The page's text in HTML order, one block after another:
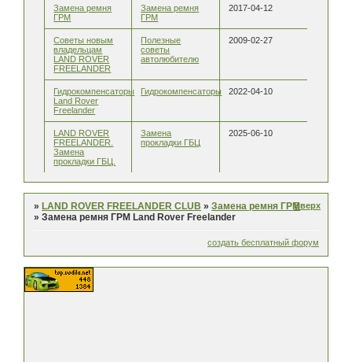
Замена ремня
ГРМ
Замена ремня
ГРМ
2017-04-12
Советы новым
владельцам
LAND ROVER
FREELANDER
Полезные
советы
автолюбителю
2009-02-27
Гидрокомпенсаторы
Land Rover
Freelander
Гидрокомпенсаторы 2022-04-10
LAND ROVER
FREELANDER.
Замена
прокладки ГБЦ.
Замена
прокладки ГБЦ
2025-06-10
» LAND ROVER FREELANDER CLUB »Замена ремня ГРМ
»Замена ремня ГРМ Land Rover Freelander
Вверх
создать бесплатный форум